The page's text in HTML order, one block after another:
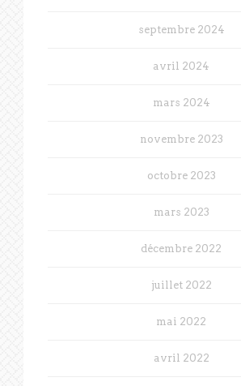
septembre 2024
avril 2024
mars 2024
novembre 2023
octobre 2023
mars 2023
décembre 2022
juillet 2022
mai 2022
avril 2022